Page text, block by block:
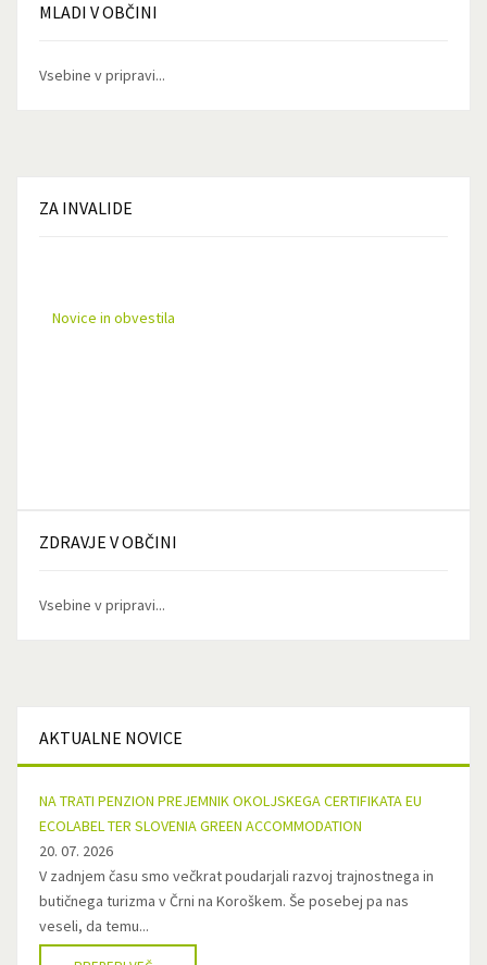
MLADI V OBČINI
Vsebine v pripravi...
ZA INVALIDE
Novice in obvestila
ZDRAVJE V OBČINI
Vsebine v pripravi...
AKTUALNE NOVICE
NA TRATI PENZION PREJEMNIK OKOLJSKEGA CERTIFIKATA EU
ECOLABEL TER SLOVENIA GREEN ACCOMMODATION
20. 07. 2026
V zadnjem času smo večkrat poudarjali razvoj trajnostnega in
butičnega turizma v Črni na Koroškem. Še posebej pa nas
veseli, da temu...